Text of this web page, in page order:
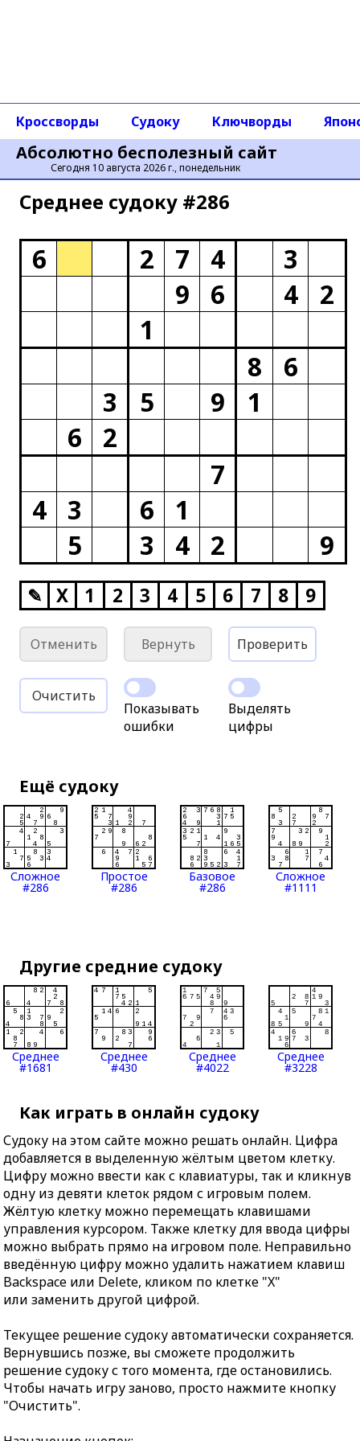
Абсолютно бесполезный сайт
Сегодня 10 августа 2026 г., понедельник
Кроссворды Судоку Ключворды
Среднее cудоку #286
6 2 7 4
3
9
6 4
2
1
8
6
3
5 9
1
6
2
7
4
3 6
1
5
3 4 2 9
✎ X 1 2 3 4 5 6 7 8 9
Отменить Вернуть Проверить
Очистить
Показывать
ошибки
Выделять
цифры
Ещё судоку
Сложное
#286
Простое
#286
Базовое
#286
Сложное
#1111
Другие средние судоку
Среднее
#1681
Среднее
#430
Среднее
#4022
Среднее
#3228
Как играть в онлайн судоку
Судоку на этом сайте можно решать онлайн. Цифра
добавляется в выделенную жёлтым цветом клетку.
Цифру можно ввести как с клавиатуры, так и кликнув
одну из девяти клеток рядом с игровым полем.
Жёлтую клетку можно перемещать клавишами
управления курсором. Также клетку для ввода цифры
можно выбрать прямо на игровом поле. Неправильно
введённую цифру можно удалить нажатием клавиш
Backspace или Delete, кликом по клетке "X"
или заменить другой цифрой.
Текущее решение судоку автоматически сохраняется.
Вернувшись позже, вы сможете продолжить
решение судоку с того момента, где остановились.
Чтобы начать игру заново, просто нажмите кнопку
"Очистить".